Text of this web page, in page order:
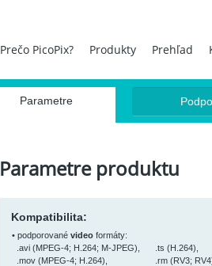
Prečo PicoPix? Produkty Prehľad
Parametre produktu
Kompatibilita:
• podporované video formáty:
.avi (MPEG-4; H.264; M-JPEG),
.mov (MPEG-4; H.264),
.ts (H.264),
.rm (RV3;
Parametre